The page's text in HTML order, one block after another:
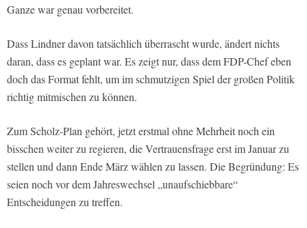
Ganze war genau vorbereitet.
Dass Lindner davon tatsächlich überrascht wurde, ändert nichts
daran, dass es geplant war. Es zeigt nur, dass dem FDP-Chef eben
doch das Format fehlt, um im schmutzigen Spiel der großen Politik
richtig mitmischen zu können.
Zum Scholz-Plan gehört, jetzt erstmal ohne Mehrheit noch ein
bisschen weiter zu regieren, die Vertrauensfrage erst im Januar zu
stellen und dann Ende März wählen zu lassen. Die Begründung: Es
seien noch vor dem Jahreswechsel „unaufschiebbare“
Entscheidungen zu treffen.